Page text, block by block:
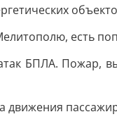
есть
БПЛА. Пожар,